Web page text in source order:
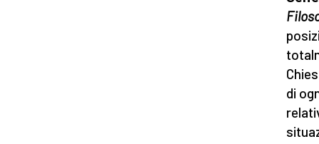
di